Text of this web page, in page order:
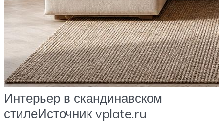
Интерьер в скандинавском
стилеИсточник vplate.ru